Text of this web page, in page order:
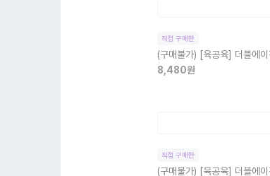
직접 구매한
(구매불가) [육공육] 더블에
8,480원
직접 구매한
(구매불가) [육공육] 더블에